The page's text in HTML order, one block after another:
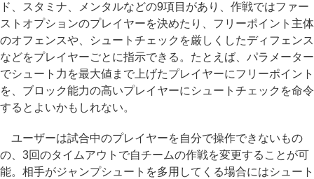
ド、スタミナ、メンタルなどの9項目があり、作戦ではファー
ストオプションのプレイヤーを決めたり、フリーポイント主体
のオフェンスや、シュートチェックを厳しくしたディフェンス
などをプレイヤーごとに指示できる。たとえば、パラメーター
でシュート力を最大値まで上げたプレイヤーにフリーポイント
を、ブロック能力の高いプレイヤーにシュートチェックを命令
するとよいかもしれない。
ユーザーは試合中のプレイヤーを自分で操作できないもの
の、3回のタイムアウトで自チームの作戦を変更することが可
能。相手がジャンプシュートを多用してくる場合にはシュート